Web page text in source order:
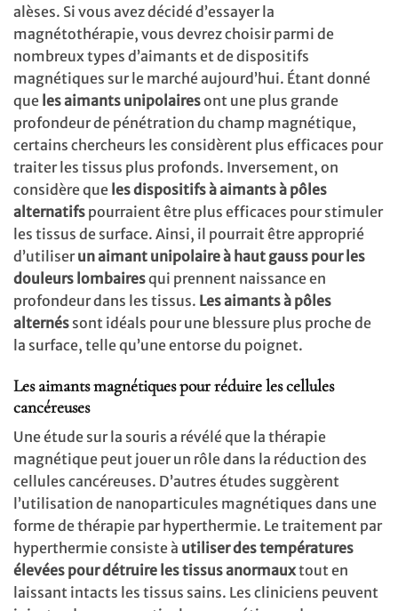
alèses. Si vous avez décidé d’essayer la
magnétothérapie, vous devrez choisir parmi de
nombreux types d’aimants et de dispositifs
magnétiques sur le marché aujourd’hui. Étant donné
que les aimants unipolairesont une plus grande
profondeur de pénétration du champ magnétique,
certains chercheurs les considèrent plus efficaces pour
traiter les tissus plus profonds. Inversement, on
considère que les dispositifs à aimants à pôles
alternatifs pourraient être plus efficaces pour stimuler
les tissus de surface. Ainsi, il pourrait être approprié
d’utiliserun aimant unipolaire à haut gauss pour les
douleurs lombairesqui prennent naissance en
profondeur dans les tissus. Les aimants à pôles
alternés sont idéals pour une blessure plus proche de
la surface, telle qu’une entorse du poignet.
Les aimants magnétiques pour réduire les cellules
cancéreuses
Une étude sur la souris a révélé que la thérapie
magnétique peut jouer un rôle dans la réduction des
cellules cancéreuses. D’autres études suggèrent
l’utilisation de nanoparticules magnétiques dans une
forme de thérapie par hyperthermie. Le traitement par
hyperthermie consiste à utiliser des températures
élevées pour détruire les tissus anormauxtout en
laissant intacts les tissus sains. Les cliniciens peuvent